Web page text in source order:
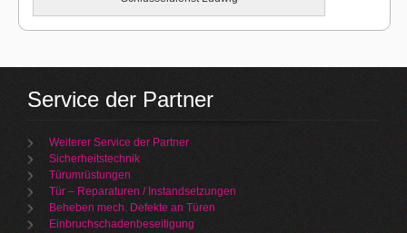
Service der Partner
Weiterer Service der Partner
Sicherheitstechnik
Türumrüstungen
Tür – Reparaturen / Instandsetzungen
Beheben mech. Defekte an Türen
Einbruchschadenbeseitigung